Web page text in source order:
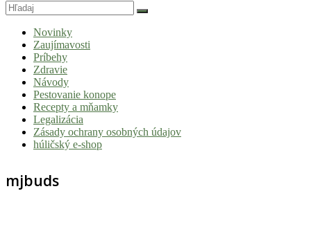
Novinky
Zaujímavosti
Príbehy
Zdravie
Návody
Pestovanie konope
Recepty a mňamky
Legalizácia
Zásady ochrany osobných údajov
húličský e-shop
mjbuds